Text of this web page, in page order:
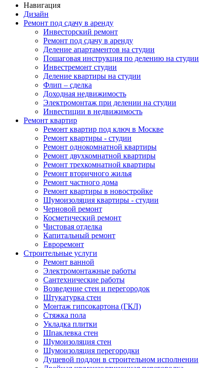
Навигация
Дизайн
Ремонт под сдачу в аренду
Инвесторский ремонт
Ремонт под сдачу в аренду
Деление апартаментов на студии
Пошаговая инструкция по делению на студии
Инвестремонт студии
Деление квартиры на студии
Флип – сделка
Доходная недвижимость
Электромонтаж при делении на студии
Инвестиции в недвижимость
Ремонт квартир
Ремонт квартир под ключ в Москве
Ремонт квартиры - студии
Ремонт однокомнатной квартиры
Ремонт двухкомнатной квартиры
Ремонт трехкомнатной квартиры
Ремонт вторичного жилья
Ремонт частного дома
Ремонт квартиры в новостройке
Шумоизоляция квартиры - студии
Черновой ремонт
Косметический ремонт
Чистовая отделка
Капитальный ремонт
Евроремонт
Строительные услуги
Ремонт ванной
Электромонтажные работы
Сантехнические работы
Возведение стен и перегородок
Штукатурка стен
Монтаж гипсокартона (ГКЛ)
Стяжка пола
Укладка плитки
Шпаклевка стен
Шумоизоляция стен
Шумоизоляция перегородки
Душевой поддон в строительном исполнении